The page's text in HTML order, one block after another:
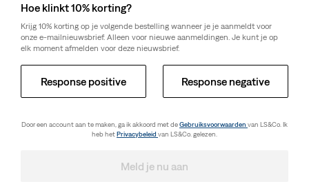
Hoe klinkt 10% korting?
Krijg 10% korting op je volgende bestelling wanneer je je aanmeldt voor
onze e-mailnieuwsbrief. Alleen voor nieuwe aanmeldingen. Je kunt je op
elk moment afmelden voor deze nieuwsbrief.
Response positive Response negative
Door een account aan te maken, ga ik akkoord met deGebruiksvoorwaarden van LS&Co. Ik
heb hetPrivacybeleid van LS&Co. gelezen.
Meld je nu aan